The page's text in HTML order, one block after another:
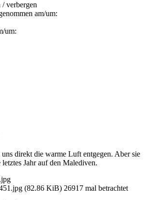
/ verbergen
am/um:
um:
direkt die warme Luft entgegen. Aber sie
Jahr auf den Malediven.
(82.86 KiB) 26917 mal betrachtet